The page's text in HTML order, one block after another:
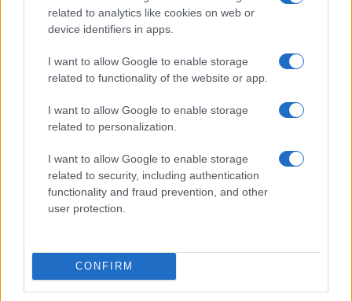
related to analytics like cookies on web or
device identifiers in apps.
I want to allow Google to enable storage
related to functionality of the website or app.
I want to allow Google to enable storage
related to personalization.
I want to allow Google to enable storage
related to security, including authentication
functionality and fraud prevention, and other
user protection.
CONFIRM
protagonisti
Test tunnel Olbia: rampe chiuse ancora fino a
fine agosto
Aggius conquista la classifica delle mete più